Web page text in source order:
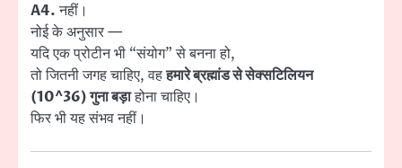
A4.नहीं।
नोई के अनुसार —
यदि एक प्रोटीन भी “संयोग” से बनना हो,
तो जितनी जगह चाहिए, वहहमारे ब्रह्मांड से सेक्सटिलियन
(10^36) गुना बड़ाहोना चाहिए।
फिर भी यह संभव नहीं।